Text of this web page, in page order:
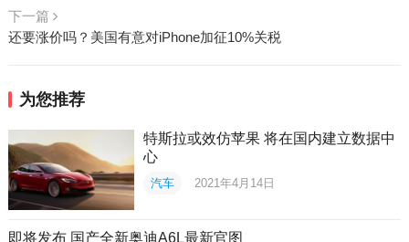
下一篇
还要涨价吗？美国有意对iPhone加征10%关税
为您推荐
特斯拉或效仿苹果 将在国内建立数据中
心
汽车 2021年4月14日
即将发布 国产全新奥迪A6L最新官图